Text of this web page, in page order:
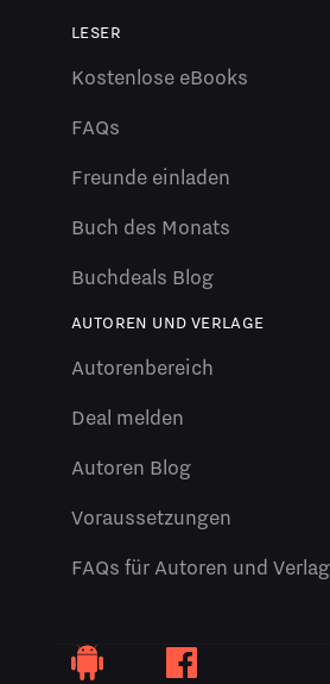
LESER
Kostenlose eBooks
FAQs
Freunde einladen
Buch des Monats
Buchdeals Blog
AUTOREN UND VERLAGE
Autorenbereich
Deal melden
Autoren Blog
Voraussetzungen
FAQs für Autoren und